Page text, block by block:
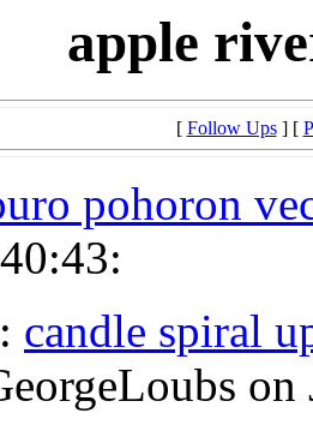
apple
[ Follow Ups] [
pohoron
candle spiral